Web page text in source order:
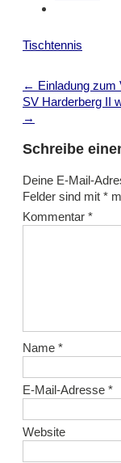
Tischtennis
Post
navigation
← Einladung zum
SV Harderberg II
→
Schreibe
Deine E-Mail-
Felder sind mit *
Kommentar *
Name *
E-Mail-Adresse *
Website